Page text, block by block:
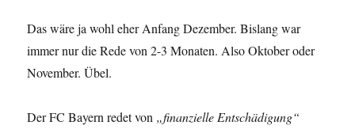
Das wäre ja wohl eher Anfang Dezember. Bislang war
immer nur die Rede von 2-3 Monaten. Also Oktober oder
November. Übel.
Der FC Bayern redet von „finanzielle Entschädigung“